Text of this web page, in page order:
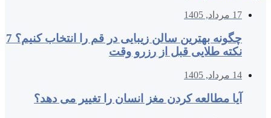
17 مرداد, 1405
چگونه بهترین سالن زیبایی در قم را انتخاب کنیم؟ 7
نکته طلایی قبل از رزرو وقت
14 مرداد, 1405
آیا مطالعه کردن مغز انسان را تغییر می‌ دهد؟